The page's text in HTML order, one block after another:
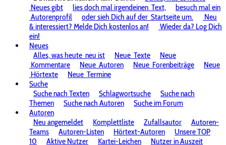
Neues gibt
lies doch mal irgendeinen Text,
besuch mal ein
Autorenprofil
oder sieh Dich auf der Startseite um.
Neu
& interessiert? Melde Dich kostenlos an!
Wieder da? Log Dich
ein!
Neues
Alles, was heute neu ist Neue Texte
Neue
Kommentare
Neue Autoren Neue Forenbeiträge
Neue
Hörtexte
Neue Termine
Suche
Suche nach Texten
Schlagwortsuche
Suche nach
Themen
Suche nach Autoren
Suche im Forum
Autoren
Neu angemeldet
Komplettliste Zufallsautor
Autoren-
Teams
Autoren-Listen Hörtext-Autoren
Unsere TOP
10
Aktive Nutzer Kartei-Leichen
Nutzer in Auszeit